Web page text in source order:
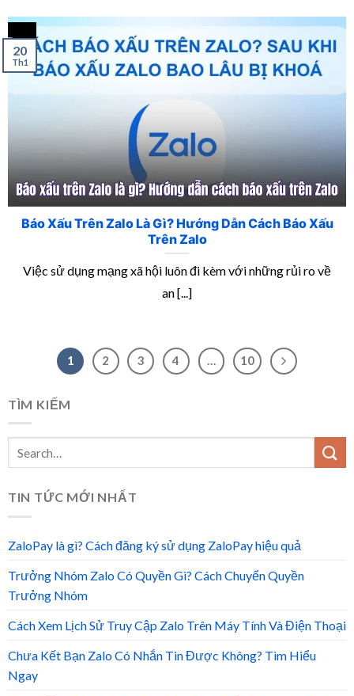
Báo Xấu Trên Zalo Là Gì? Hướng Dẫn Cách Báo Xấu
Trên Zalo
Việc sử dụng mạng xã hội luôn đi kèm với những rủi ro về
an [...]
20
Th1
1 2 3 4 … 10
TÌM KIẾM
TIN TỨC MỚI NHẤT
ZaloPay là gì? Cách đăng ký sử dụng ZaloPay hiệu quả
Trưởng Nhóm Zalo Có Quyền Gì? Cách Chuyển Quyền
Trưởng Nhóm
Cách Xem Lịch Sử Truy Cập Zalo Trên Máy Tính Và Điện Thoại
Chưa Kết Bạn Zalo Có Nhắn Tin Được Không? Tìm Hiểu
Ngay